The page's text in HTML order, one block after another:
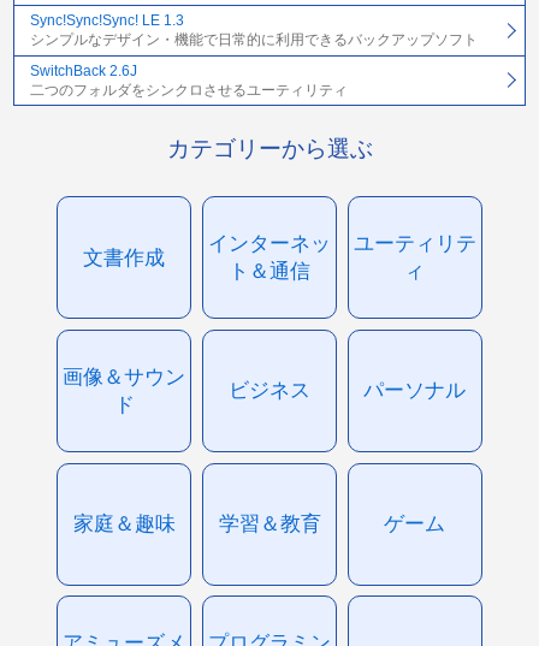
Sync!Sync!Sync! LE 1.3
シンプルなデザイン・機能で日常的に利用できるバックアップソフト
SwitchBack 2.6J
二つのフォルダをシンクロさせるユーティリティ
カテゴリーから選ぶ
文書作成
インターネッ
ト＆通信
ユーティリテ
ィ
画像＆サウン
ド
ビジネス パーソナル
家庭＆趣味 学習＆教育 ゲーム